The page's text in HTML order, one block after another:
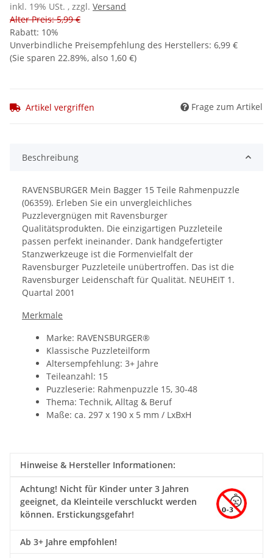
inkl. 19% USt. , zzgl. Versand
Alter Preis: 5,99 €
Rabatt: 10%
Unverbindliche Preisempfehlung des Herstellers: 6,99 €
(Sie sparen 22.89%, also 1,60 €)
Artikel vergriffen Frage zum Artikel
Beschreibung
RAVENSBURGER Mein Bagger 15 Teile Rahmenpuzzle
(06359). Erleben Sie ein unvergleichliches
Puzzlevergnügen mit Ravensburger
Qualitätsprodukten. Die einzigartigen Puzzleteile
passen perfekt ineinander. Dank handgefertigter
Stanzwerkzeuge ist die Formenvielfalt der
Ravensburger Puzzleteile unübertroffen. Das ist die
Ravensburger Leidenschaft für Qualität. NEUHEIT 1.
Quartal 2001
Merkmale
Marke: RAVENSBURGER®
Klassische Puzzleteilform
Altersempfehlung: 3+ Jahre
Teileanzahl: 15
Puzzleserie: Rahmenpuzzle 15, 30-48
Thema: Technik, Alltag & Beruf
Maße: ca. 297 x 190 x 5 mm / LxBxH
Hinweise & Hersteller Informationen:
Achtung! Nicht für Kinder unter 3 Jahren
geeignet, da Kleinteile verschluckt werden
können. Erstickungsgefahr!
Ab 3+ Jahre empfohlen!